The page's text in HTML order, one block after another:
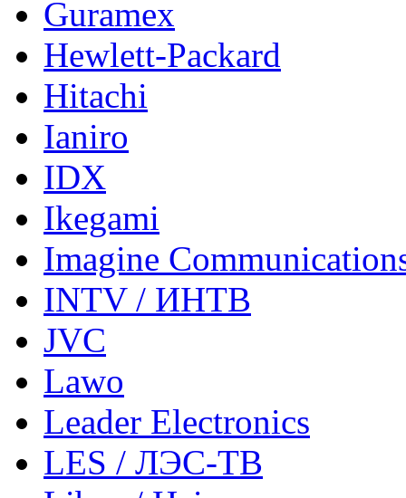
Guramex
Hewlett-Packard
Hitachi
Ianiro
IDX
Ikegami
Imagine
INTV / ИНТВ
JVC
Lawo
Leader Electronics
LES / ЛЭС-ТВ